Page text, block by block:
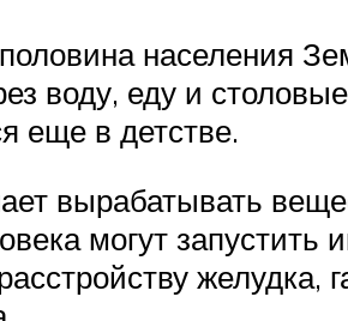
населения
воду, еду и
еще в детстве.
вырабатывать
могут
желудка,